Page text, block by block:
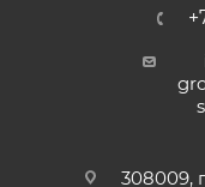
308009,